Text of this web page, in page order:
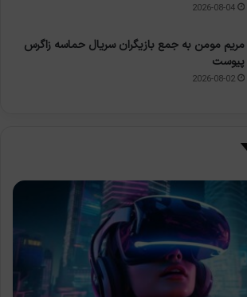
2026-08-04
مریم مومن به جمع بازیگران سریال حماسه زاگرس
پیوست
2026-08-02